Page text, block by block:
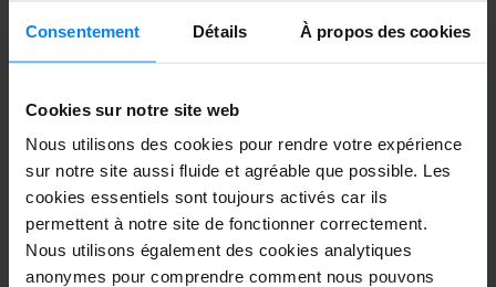
Consentement Détails À propos des cookies
Cookies sur notre site web
Nous utilisons des cookies pour rendre votre expérience
sur notre site aussi fluide et agréable que possible. Les
cookies essentiels sont toujours activés car ils
permettent à notre site de fonctionner correctement.
Nous utilisons également des cookies analytiques
anonymes pour comprendre comment nous pouvons
Anoniem 8
Garé du 24/07/2026 au 01/08/2026
Alles ok
Navette extérieure 3 août 2026